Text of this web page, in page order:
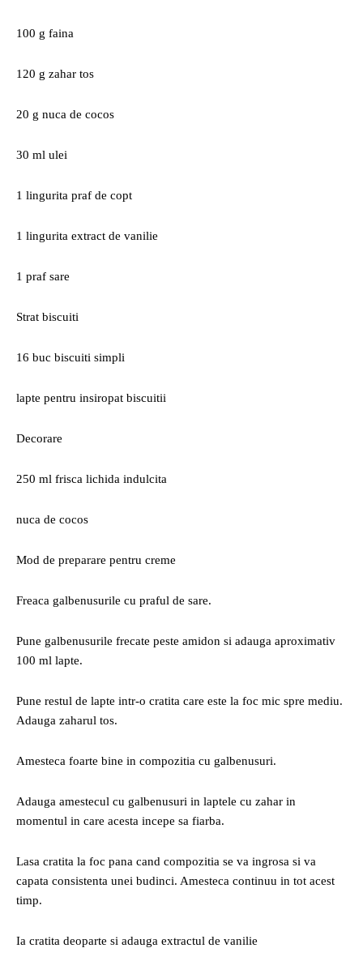
100 g faina
120 g zahar tos
20 g nuca de cocos
30 ml ulei
1 lingurita praf de copt
1 lingurita extract de vanilie
1 praf sare
Strat biscuiti
16 buc biscuiti simpli
lapte pentru insiropat biscuitii
Decorare
250 ml frisca lichida indulcita
nuca de cocos
Mod de preparare pentru creme
Freaca galbenusurile cu praful de sare.
Pune galbenusurile frecate peste amidon si adauga aproximativ
100 ml lapte.
Pune restul de lapte intr-o cratita care este la foc mic spre mediu.
Adauga zaharul tos.
Amesteca foarte bine in compozitia cu galbenusuri.
Adauga amestecul cu galbenusuri in laptele cu zahar in
momentul in care acesta incepe sa fiarba.
Lasa cratita la foc pana cand compozitia se va ingrosa si va
capata consistenta unei budinci. Amesteca continuu in tot acest
timp.
Ia cratita deoparte si adauga extractul de vanilie